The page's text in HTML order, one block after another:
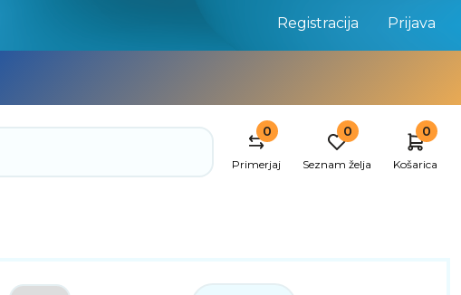
Registracija Prijava
0
Primerjaj
0
Seznam želja
0
Košarica